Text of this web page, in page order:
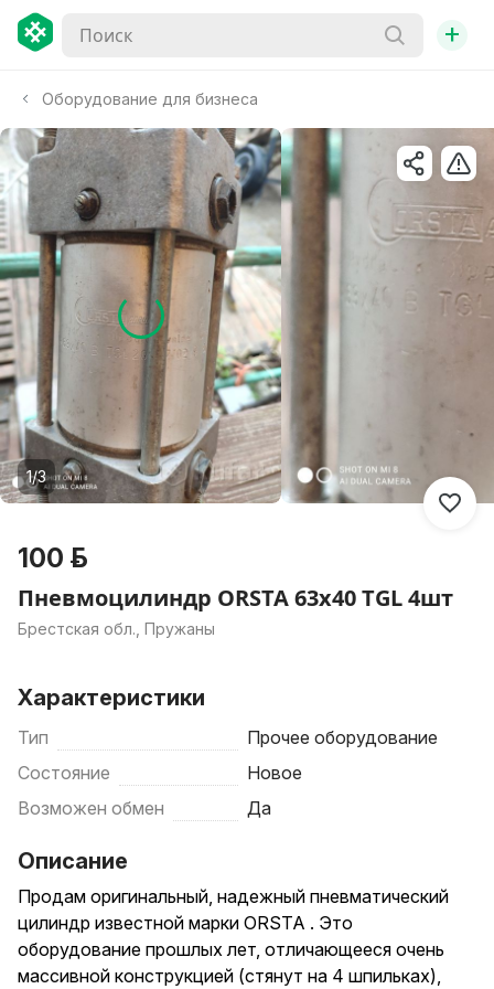
+
Оборудование для бизнеса
1/3
100 р.
Пневмоцилиндр ORSTA 63x40 TGL 4шт
Брестская обл., Пружаны
Характеристики
Тип
Прочее оборудование
Состояние
Новое
Возможен обмен
Да
Описание
Продам оригинальный, надежный пневматический
цилиндр известной марки ORSTA . Это
оборудование прошлых лет, отличающееся очень
массивной конструкцией (стянут на 4 шпильках),